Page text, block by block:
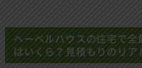
ヘーベルハウスの住宅で全
はいくら？見積もりのリア